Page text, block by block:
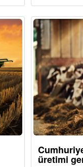
üretimi